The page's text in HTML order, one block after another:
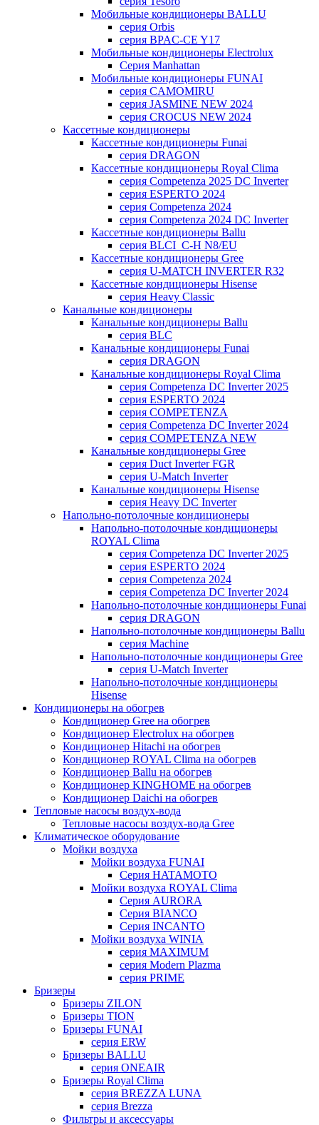
Мобильные кондиционеры BALLU
серия Orbis
серия BPAC-CE Y17
Мобильные кондиционеры Electrolux
Cерия Manhattan
Мобильные кондиционеры FUNAI
серия CAMOMIRU
серия JASMINE NEW 2024
серия CROCUS NEW 2024
Кассетные кондиционеры
Кассетные кондиционеры Funai
серия DRAGON
Кассетные кондиционеры Royal Clima
серия Competenza 2025 DC Inverter
серия ESPERTO 2024
серия Competenza 2024
серия Competenza 2024 DC Inverter
Кассетные кондиционеры Ballu
серия BLCI_C-H N8/EU
Кассетные кондиционеры Gree
серия U-MATCH INVERTER R32
Кассетные кондиционеры Hisense
серия Heavy Classic
Канальные кондиционеры
Канальные кондиционеры Ballu
серия BLC
Канальные кондиционеры Funai
серия DRAGON
Канальные кондиционеры Royal Clima
серия Competenza DC Inverter 2025
серия ESPERTO 2024
серия COMPETENZA
серия Competenza DC Inverter 2024
серия COMPETENZA NEW
Канальные кондиционеры Gree
серия Duct Inverter FGR
серия U-Match Inverter
Канальные кондиционеры Hisense
серия Heavy DC Inverter
Напольно-потолочные кондиционеры
Напольно-потолочные кондиционеры
ROYAL Clima
серия Competenza DC Inverter 2025
серия ESPERTO 2024
серия Competenza 2024
серия Competenza DC Inverter 2024
Напольно-потолочные кондиционеры Funai
серия DRAGON
Напольно-потолочные кондиционеры Ballu
серия Machine
Напольно-потолочные кондиционеры Gree
серия U-Match Inverter
Напольно-потолочные кондиционеры
Hisense
Кондиционеры на обогрев
Кондиционер Gree на обогрев
Кондиционер Electrolux на обогрев
Кондиционер Hitachi на обогрев
Кондиционер ROYAL Clima на обогрев
Кондиционер Ballu на обогрев
Кондиционер KINGHOME на обогрев
Кондиционер Daichi на обогрев
Тепловые насосы воздух-вода
Тепловые насосы воздух-вода Gree
Климатическое оборудование
Мойки воздуха
Мойки воздуха FUNAI
Серия HATAMOTO
Мойки воздуха ROYAL Clima
Серия AURORA
Серия BIANCO
Серия INCANTO
Мойки воздуха WINIA
серия MAXIMUM
серия Modern Plazma
серия PRIME
Бризеры
Бризеры ZILON
Бризеры TION
Бризеры FUNAI
серия ERW
Бризеры BALLU
серия ONEAIR
Бризеры Royal Clima
серия BREZZA LUNA
серия Brezza
Фильтры и аксессуары